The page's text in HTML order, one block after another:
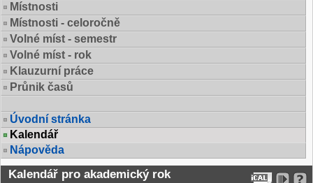
Místnosti
Místnosti - celoročně
Volné míst - semestr
Volné míst - rok
Klauzurní práce
Průnik časů
Úvodní stránka
Kalendář
Nápověda
Kalendář pro akademický rok